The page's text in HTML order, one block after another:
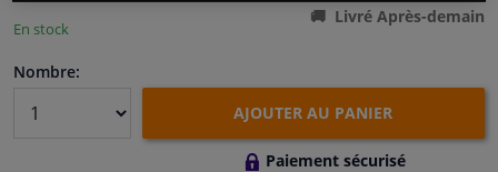
Promotions et réductions
Capteurs & électronique
En stock
Livré Après-demain
Nombre:
AJOUTER AU PANIER
Paiement sécurisé